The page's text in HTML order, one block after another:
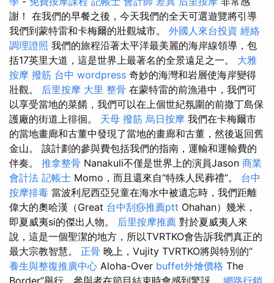
謝！ 在我們的早餐之後，今天我們的全天可選遊覽將引導
我們到蒙特雷和卡梅爾的壯觀城市。 外國人來台投資 經絡
調理證照 我們的旅程沿著太平洋最美麗的海岸線領導，包
括17英里大道，這是世界上最著名的全景遠足之一。 大雅
按摩 撥筋 台中 wordpress 奇妙的海灣和岩層使海岸變得
壯觀。 后里按摩 大里 整骨 在蒙特雷的前漁港中，我們可
以享受當地的菜餚，我們可以在上個世紀氛圍的前撒丁島保
護廠的街道上徘徊。 天母 撥筋 烏日按摩 我們在卡梅爾市
的當地畫廊和古董中發現了當地的畫廊和古董，然後返回舊
金山。 該計劃的參與費包括我們的指南，運輸和運輸費的
伴奏。 推拿整骨 Nanakuli不僅是世界上的演員Jason 商業
會計法 記帳士 Momo，而且還來自“特殊人民葬禮”。 台中
按摩排毒 當波利尼西亞兒童在海水中被遺忘時，我們距離
偉大的奧哈漢（Great 台中刮痧推薦ptt Ohahan）幾米，
即夏威夷si的傑出人物。 后里按摩推薦 對於夏威夷人來
說，這是一個聖潔的地方，所以TVRTKO會告訴我們真正的
最大宗教智慧。 正骨 晚上，Vujity TVRTKO將與特別的“
養生與整復推廣中心 Aloha-Over buffet外燴價格 The
Border”舉行，參與者在節目結束時會感到驚訝。 網路行銷